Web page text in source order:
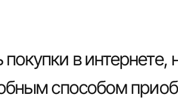
в интернете,
способом